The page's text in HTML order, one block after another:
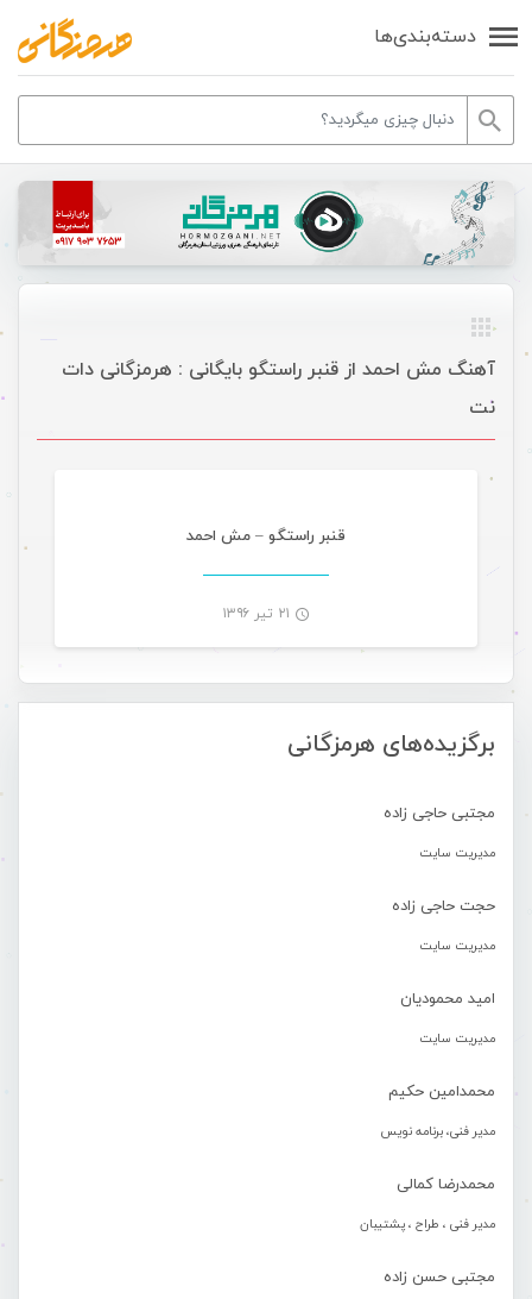
دسته‌بندی‌ها
برگزیده‌های هرمزگانی
مجتبی حاجی زاده
مدیریت سایت
حجت حاجی زاده
مدیریت سایت
امید محمودیان
مدیریت سایت
محمدامین حکیم
مدیر فنی، برنامه نویس
محمدرضا کمالی
مدیر فنی ، طراح ، پشتیبان
مجتبی حسن زاده
آهنگ مش احمد از قنبر راستگو بایگانی : هرمزگانی دات
نت
قنبر راستگو – مش احمد
۲۱ تیر ۱۳۹۶